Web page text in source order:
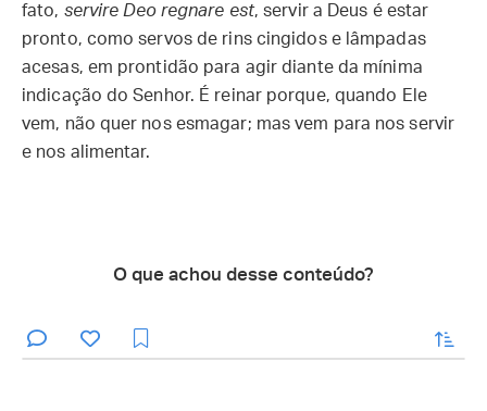
fato, servire Deo regnare est, servir a Deus é estar
pronto, como servos de rins cingidos e lâmpadas
acesas, em prontidão para agir diante da mínima
indicação do Senhor. É reinar porque, quando Ele
vem, não quer nos esmagar; mas vem para nos servir
e nos alimentar.
O que achou desse conteúdo?
enviar